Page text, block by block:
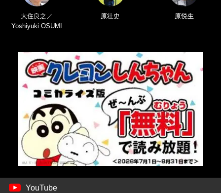
大住良之／
Yoshiyuki OSUMI
原壮史 原悦生
YouTube